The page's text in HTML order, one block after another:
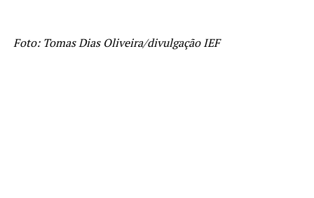
Foto: Tomas Dias Oliveira/divulgação IEF